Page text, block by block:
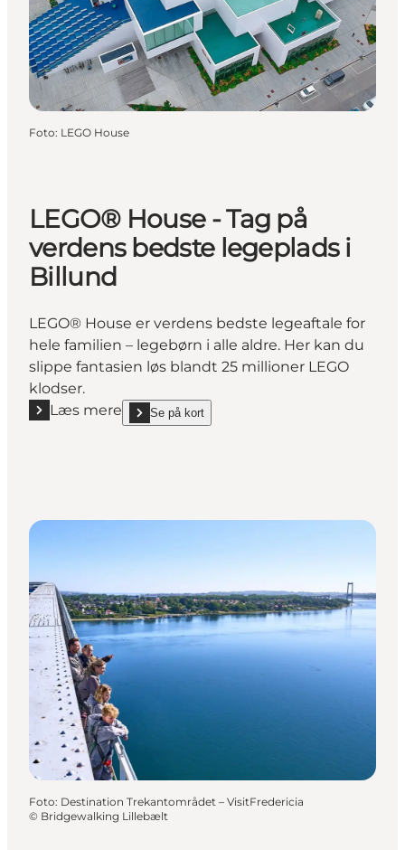
Foto: LEGO House
LEGO® House - Tag på
verdens bedste legeplads i
Billund
LEGO® House er verdens bedste legeaftale for
hele familien – legebørn i alle aldre. Her kan du
slippe fantasien løs blandt 25 millioner LEGO
klodser.
Læs mere
Læs mere "LEGO® House - Tag på verdens bedste
Se på kort
show LEGO® House - Tag på verdens bedste
Foto: Destination Trekantområdet – VisitFredericia
© Bridgewalking Lillebælt